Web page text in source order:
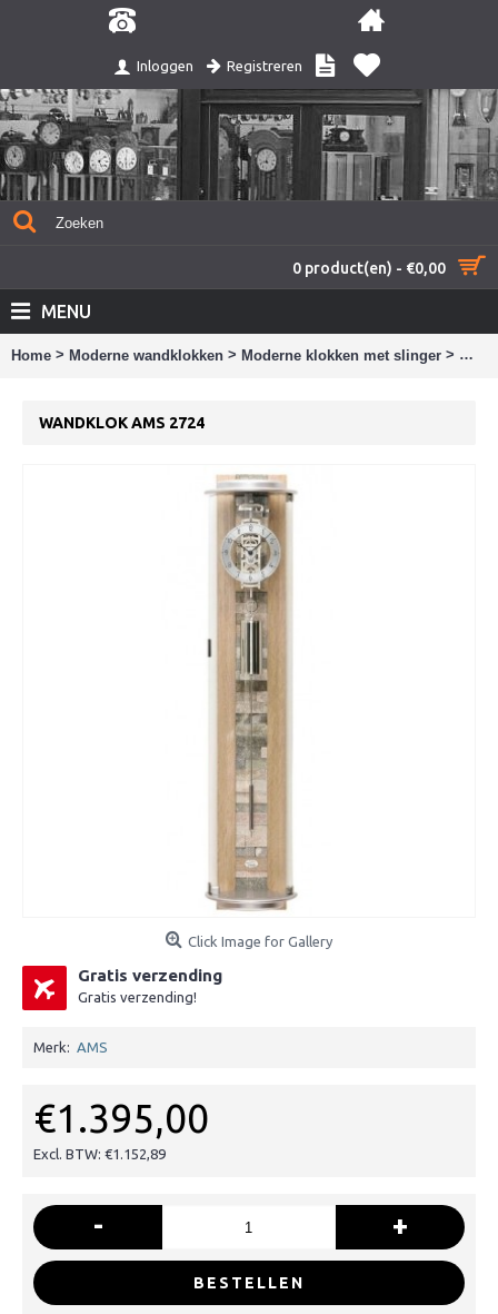
Inloggen Registreren
0 product(en) - €0,00
MENU
Home > Moderne wandklokken > Moderne klokken met slinger >
WANDKLOK AMS 2724
Click Image for Gallery
Gratis verzending
Gratis verzending!
Merk: AMS
€1.395,00
Excl. BTW: €1.152,89
- +
BESTELLEN